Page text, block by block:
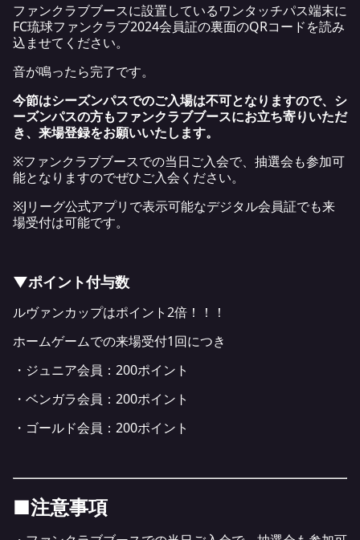
ファンクラブブースに設置しているワンタッチパス端末に
FC琉球ファンクラブ2024会員証の裏面のQRコードを読み
込ませてください。
音が鳴ったら完了です。
今節はシーズンパスでのご入場は不可となりますので、シ
ーズンパスの方もファンクラブブースにお立ち寄りいただ
き、来場登録をお願いいたします。
※ファンクラブブースでの当日ご入会で、抽選会も参加可
能となりますのでぜひご入会ください。
※Jリーグ公式アプリで表示可能なデジタル会員証でも来
場受付は可能です。
▼ポイント付与数
ルヴァンカップはポイント2倍！！！
ホームゲームでの来場受付1回につき
・ジュニア会員：200ポイント
・ベンガラ会員：200ポイント
・ゴールド会員：200ポイント
■注意事項